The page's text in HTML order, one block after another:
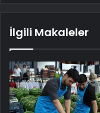
İlgili Makaleler